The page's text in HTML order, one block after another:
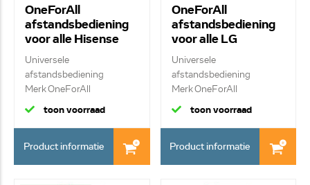
OneForAll
afstandsbediening
voor alle Hisense
televisies URC1916
Universele
afstandsbediening
Merk OneForAll
Vervangende af...
toon voorraad
Product informatie
OneForAll
afstandsbediening
voor alle LG
televisies URC4911
Universele
afstandsbediening
Merk OneForAll
Vervangende af...
toon voorraad
Product informatie